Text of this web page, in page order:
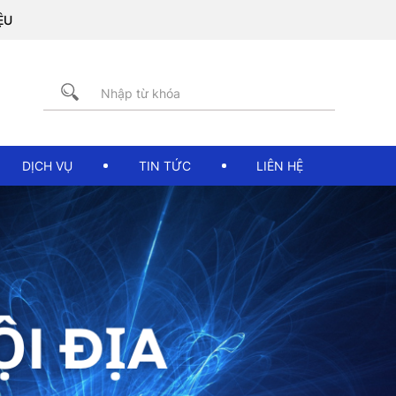
DỊCH VỤ TIN TỨC LIÊN HỆ